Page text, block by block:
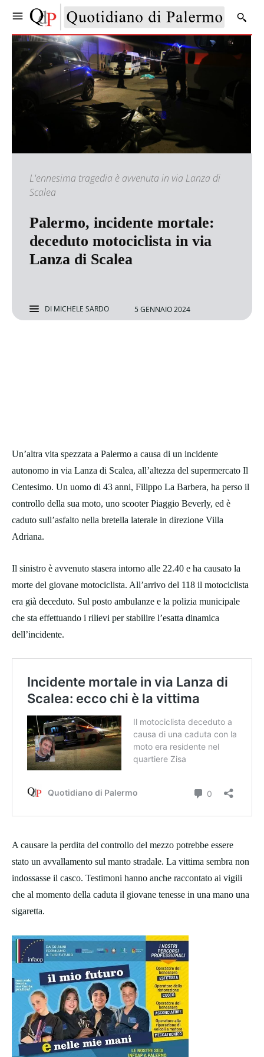
L'ennesima tragedia è avvenuta in via Lanza di
Scalea
Palermo, incidente mortale:
deceduto motociclista in via
Lanza di Scalea
DI MICHELE SARDO 5 GENNAIO 2024
Un’altra vita spezzata a Palermo a causa di un incidente
autonomo in via Lanza di Scalea, all’altezza del supermercato Il
Centesimo. Un uomo di 43 anni, Filippo La Barbera, ha perso il
controllo della sua moto, uno scooter Piaggio Beverly, ed è
caduto sull’asfalto nella bretella laterale in direzione Villa
Adriana.
Il sinistro è avvenuto stasera intorno alle 22.40 e ha causato la
morte del giovane motociclista. All’arrivo del 118 il motociclista
era già deceduto. Sul posto ambulanze e la polizia municipale
che sta effettuando i rilievi per stabilire l’esatta dinamica
dell’incidente.
A causare la perdita del controllo del mezzo potrebbe essere
stato un avvallamento sul manto stradale. La vittima sembra non
indossasse il casco. Testimoni hanno anche raccontato ai vigili
che al momento della caduta il giovane tenesse in una mano una
sigaretta.